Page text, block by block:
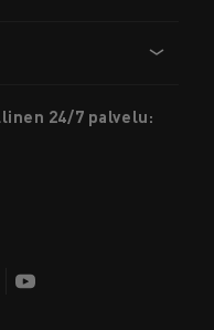
24/7 palvelu: